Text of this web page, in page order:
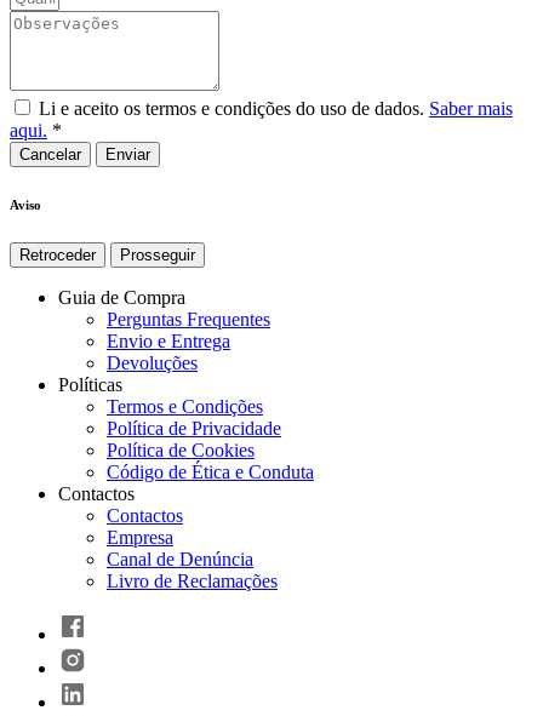
Li e aceito os termos e condições do uso de dados. Saber mais
aqui. *
Cancelar
Aviso
Retroceder Prosseguir
Guia de Compra
Perguntas Frequentes
Envio e Entrega
Devoluções
Políticas
Termos e Condições
Política de Privacidade
Política de Cookies
Código de Ética e Conduta
Contactos
Contactos
Empresa
Canal de Denúncia
Livro de Reclamações